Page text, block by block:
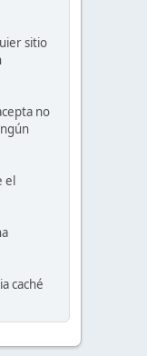
sitio
no
el
caché